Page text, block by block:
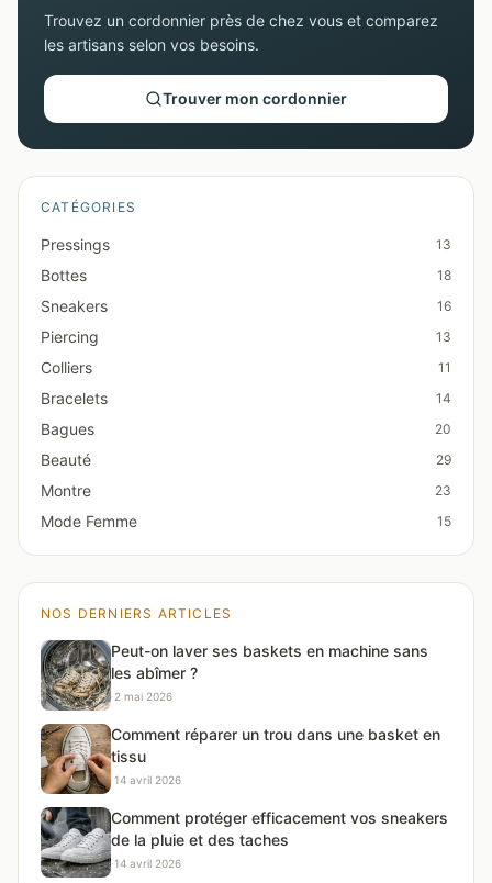
Trouvez un cordonnier près de chez vous et comparez
les artisans selon vos besoins.
Trouver mon cordonnier
CATÉGORIES
Pressings 13
Bottes 18
Sneakers 16
Piercing 13
Colliers 11
Bracelets 14
Bagues 20
Beauté 29
Montre 23
Mode Femme 15
NOS DERNIERS ARTICLES
Peut-on laver ses baskets en machine sans
les abîmer ?
·2 mai 2026
Comment réparer un trou dans une basket en
tissu
·14 avril 2026
Comment protéger efficacement vos sneakers
de la pluie et des taches
·14 avril 2026